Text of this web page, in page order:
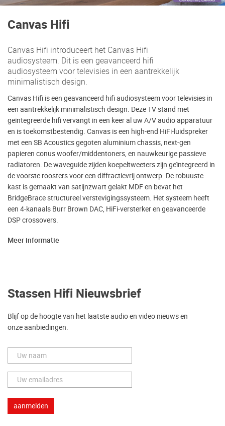
Canvas Hifi
Canvas Hifi introduceert het Canvas Hifi
audiosysteem. Dit is een geavanceerd hifi
audiosysteem voor televisies in een aantrekkelijk
minimalistisch design.
Canvas Hifi is een geavanceerd hifi audiosysteem voor televisies in
een aantrekkelijk minimalistisch design. Deze TV stand met
geïntegreerde hifi vervangt in een keer al uw A/V audio apparatuur
en is toekomstbestendig. Canvas is een high-end HiFi-luidspreker
met een SB Acoustics gegoten aluminium chassis, next-gen
papieren conus woofer/middentoners, en nauwkeurige passieve
radiatoren. De waveguide zijden koepeltweeters zijn geïntegreerd in
de voorste roosters voor een diffractievrij ontwerp. De robuuste
kast is gemaakt van satijnzwart gelakt MDF en bevat het
BridgeBrace structureel verstevigingssysteem. Het systeem heeft
een 4-kanaals Burr Brown DAC, HiFi-versterker en geavanceerde
DSP crossovers.
Meer informatie
Stassen Hifi Nieuwsbrief
Blijf op de hoogte van het laatste audio en video nieuws en
onze aanbiedingen.